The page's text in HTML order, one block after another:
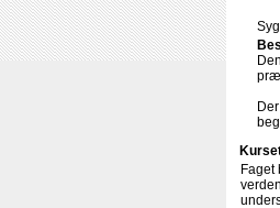
Faget